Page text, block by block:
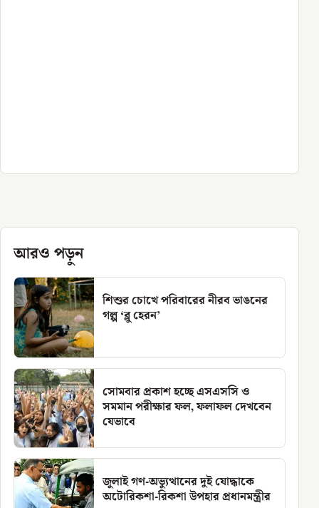
আরও পড়ুন
শিশুর চোখে পরিবারের নীরব ভাঙনের
গল্প ‘ব্লু হেরন’
সোমবার প্রকাশ হচ্ছে এসএসসি ও
সমমান পরীক্ষার ফল, ফলাফল দেখবেন
যেভাবে
জুলাই গণ-অভ্যুত্থানের দুই যোদ্ধাকে
অটোরিকশা-রিকশা উপহার প্রধানমন্ত্রীর